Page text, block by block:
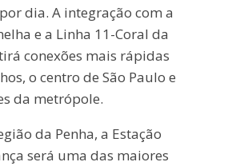
dia. A integração com a
e a Linha 11-Coral da
conexões mais rápidas
o centro de São Paulo e
da metrópole.
da Penha, a Estação
será uma das maiores